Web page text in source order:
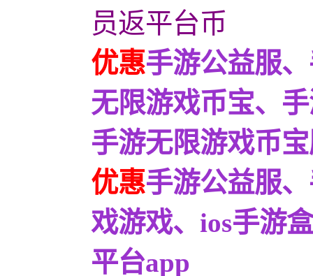
员返平台币
优惠手游公益服
无限游戏币宝、
手游无限游戏币宝
优惠手游公益服
戏游戏、ios手游
平台app